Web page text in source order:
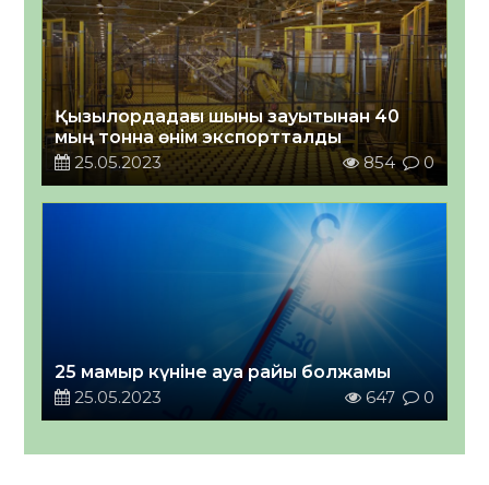
Қызылордадағы шыны зауытынан 40
мың тонна өнім экспортталды
25.05.2023
854 0
25 мамыр күніне ауа райы болжамы
25.05.2023
647 0